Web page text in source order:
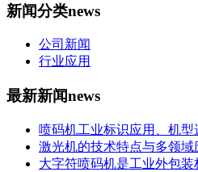
新闻分类news
公司新闻
行业应用
最新新闻news
喷码机工业标识应用、机型
激光机的技术特点与多领域
大字符喷码机是工业外包装